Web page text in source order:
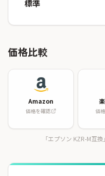
標準
価格比較
Amazon
価格を確認 価
「エプソン KZR-M互